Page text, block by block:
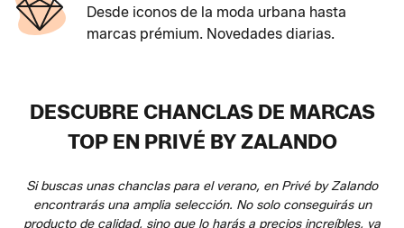
Desde iconos de la moda urbana hasta
marcas prémium. Novedades diarias.
DESCUBRE CHANCLAS DE MARCAS
TOP EN PRIVÉ BY ZALANDO
Si buscas unas chanclas para el verano, en Privé by Zalando
encontrarás una amplia selección. No solo conseguirás un
producto de calidad, sino que lo harás a precios increíbles, ya